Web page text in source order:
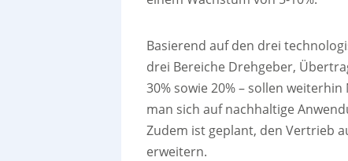
Basierend auf den drei
drei Bereiche Drehgeber,
30% sowie 20% – sollen
man sich auf nachhaltige
Zudem ist geplant, den Vertrieb
erweitern.